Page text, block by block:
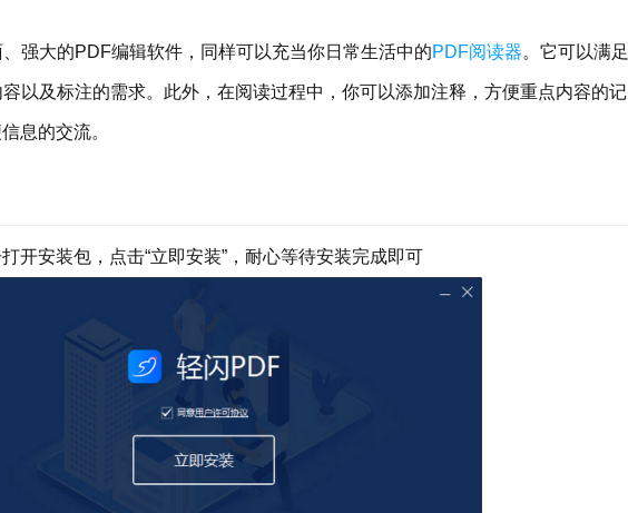
大的PDF编辑软件，同样可以充当你日常生活中的PDF阅读器。它可以满足
以及标注的需求。此外，在阅读过程中，你可以添加注释，方便重点内容的记
息的交流。
开安装包，点击“立即安装”，耐心等待安装完成即可